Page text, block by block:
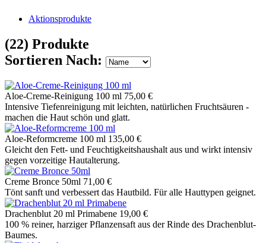
Aktionsprodukte
(22) Produkte
Sortieren Nach:
Aloe-Creme-Reinigung 100 ml 75,00 €
Intensive Tiefenreinigung mit leichten, natürlichen Fruchtsäuren -
machen die Haut schön und glatt.
Aloe-Reformcreme 100 ml 135,00 €
Gleicht den Fett- und Feuchtigkeitshaushalt aus und wirkt intensiv
gegen vorzeitige Hautalterung.
Creme Bronce 50ml 71,00 €
Tönt sanft und verbessert das Hautbild. Für alle Hauttypen geignet.
Drachenblut 20 ml Primabene 19,00 €
100 % reiner, harziger Pflanzensaft aus der Rinde des Drachenblut-
Baumes.